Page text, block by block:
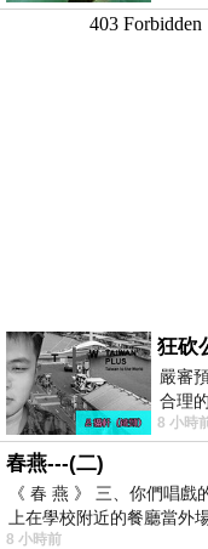
狂砍
嚴審
合理
要編
8 小時
春燕---(二)
《 春 燕 》 三、你們唱
上在學校附近的餐廳當外
8 小時前